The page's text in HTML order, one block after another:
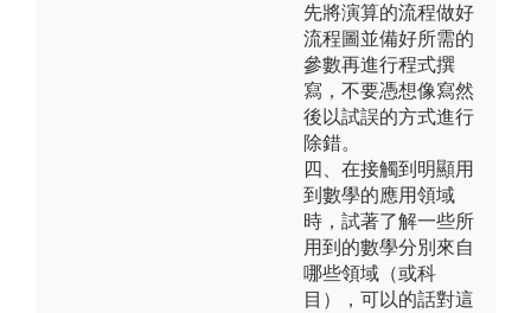
先將演算的流程做好
流程圖並備好所需的
參數再進行程式撰
寫，不要憑想像寫然
後以試誤的方式進行
除錯。
四、在接觸到明顯用
到數學的應用領域
時，試著了解一些所
用到的數學分別來自
哪些領域（或科
目），可以的話對這